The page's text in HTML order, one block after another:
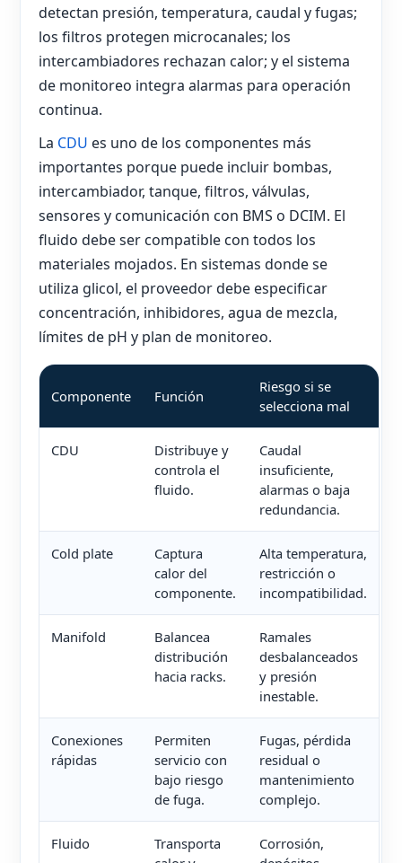
detectan presión, temperatura, caudal y fugas;
los filtros protegen microcanales; los
intercambiadores rechazan calor; y el sistema
de monitoreo integra alarmas para operación
continua.
La CDU es uno de los componentes más
importantes porque puede incluir bombas,
intercambiador, tanque, filtros, válvulas,
sensores y comunicación con BMS o DCIM. El
fluido debe ser compatible con todos los
materiales mojados. En sistemas donde se
utiliza glicol, el proveedor debe especificar
concentración, inhibidores, agua de mezcla,
límites de pH y plan de monitoreo.
Componente Función
Riesgo si se
selecciona mal
CDU
Distribuye y
controla el
fluido.
Caudal
insuficiente,
alarmas o baja
redundancia.
Cold plate
Captura
calor del
componente.
Alta temperatura,
restricción o
incompatibilidad.
Manifold
Balancea
distribución
hacia racks.
Ramales
desbalanceados
y presión
inestable.
Conexiones
rápidas
Permiten
servicio con
bajo riesgo
de fuga.
Fugas, pérdida
residual o
mantenimiento
complejo.
Fluido
Transporta
Corrosión,